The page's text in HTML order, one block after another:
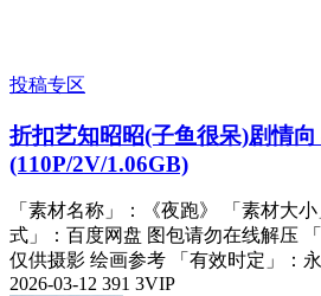
投稿专区
折扣艺知昭昭(子鱼很呆)剧情向
(110P/2V/1.06GB)
「素材名称」：《夜跑》 「素材大
式」：百度网盘 图包请勿在线解压
仅供摄影 绘画参考 「有效时定」：
2026-03-12 391 3VIP